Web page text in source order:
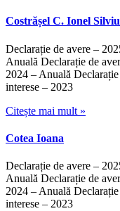
Costrășel C. Ionel Silviu
Declarație de avere –
Anuală Declarație de
2024 – Anuală
interese – 2023
Citește mai mult »
Cotea Ioana
Declarație de avere –
Anuală Declarație de
2024 – Anuală
interese – 2023